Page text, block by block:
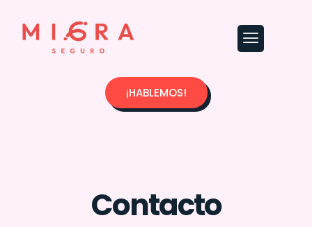
¡HABLEMOS!
Contacto